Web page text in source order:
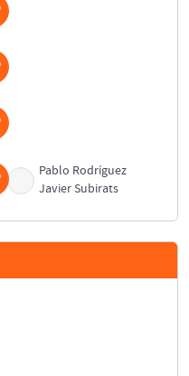
Pablo Rodríguez
Javier Subirats